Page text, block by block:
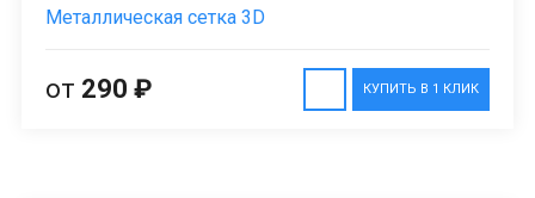
Металлическая сетка 3D
КУПИТЬ В 1 КЛИК
от 290 ₽